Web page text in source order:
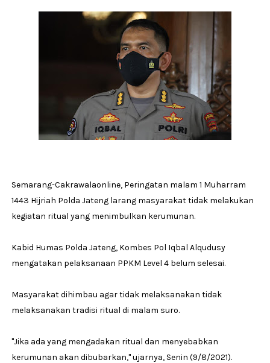
Semarang-Cakrawalaonline, Peringatan malam 1 Muharram
1443 Hijriah Polda Jateng larang masyarakat tidak melakukan
kegiatan ritual yang menimbulkan kerumunan.
Kabid Humas Polda Jateng, Kombes Pol Iqbal Alqudusy
mengatakan pelaksanaan PPKM Level 4 belum selesai.
Masyarakat dihimbau agar tidak melaksanakan tidak
melaksanakan tradisi ritual di malam suro.
"Jika ada yang mengadakan ritual dan menyebabkan
kerumunan akan dibubarkan," ujarnya, Senin (9/8/2021).